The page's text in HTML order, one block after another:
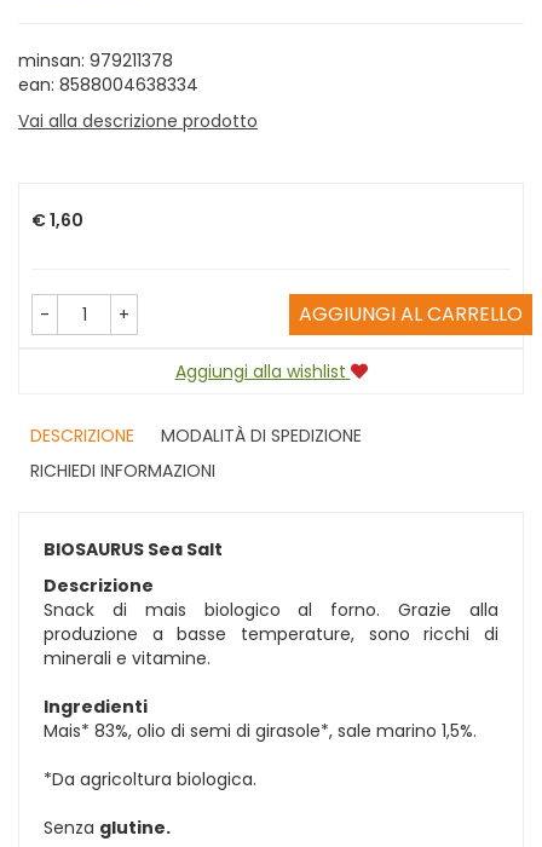
minsan: 979211378
ean: 8588004638334
Vai alla descrizione prodotto
Prezzo
€ 1,60
- + AGGIUNGI AL CARRELLO
Aggiungi alla wishlist
DESCRIZIONE
MODALITÀ DI SPEDIZIONE
RICHIEDI INFORMAZIONI
BIOSAURUS Sea Salt
Descrizione
Snack di mais biologico al forno. Grazie alla
produzione a basse temperature, sono ricchi di
minerali e vitamine.
Ingredienti
Mais* 83%, olio di semi di girasole*, sale marino 1,5%.
*Da agricoltura biologica.
Senza glutine.